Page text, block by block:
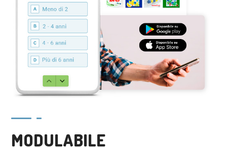
MODULABILE